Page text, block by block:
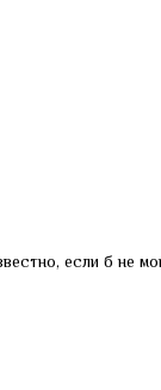
если б не